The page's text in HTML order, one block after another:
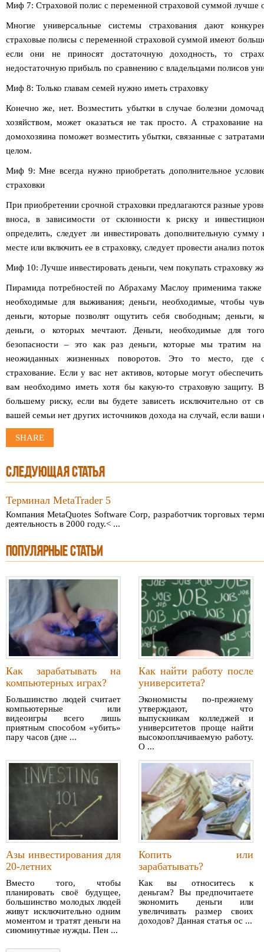
Миф 7: Страховой полис с переменной страховой суммой лучше
Многие универсальные системы страхования дают
страховые полисы с переменной страховой суммой имеют
если они не приносят достаточную доходность, то
недостаточную прибыль по сравнению с владельцами полисов
Миф 8: Только главам семей нужно иметь страховку
Конечно же, нет. Возместить убытки в случае болезни
хозяйством, может оказаться не так просто. А страхование
домохозяина поможет возместить убытки, связанные с
целом.
Миф 9: Мне всегда нужно приобретать дополнительное
страховки
При приобретении срочной страховки предлагаются разные
вноса, в зависимости от склонности к риску и
определить, следует ли инвестировать дополнительную
месте или включить ее в страховку, следует провести анализ
Миф 10: Лучше инвестировать деньги, чем покупать страховку
Пирамида потребностей по Абрахаму Маслоу применима
необходимые для выживания; деньги, необходимые, чтобы
деньги, которые позволят ощутить себя свободным; деньги,
деньги, о которых мечтают. Деньги, необходимые для
безопасности – это как раз деньги, которые мы тратим
неожиданных жизненных поворотов. Это то место, где
страхование. Если у вас нет активов, которые могут
вам необходимо иметь хотя бы какую-то страховую защиту.
большему риску, если вы будете зависеть исключительно от
вашей семьи нет других источников дохода на случай, если
SHARE
СЛЕДУЮЩАЯ СТАТЬЯ
Терминал MetaTrader 5
Компания MetaQuotes Software Corp, разработчик торговых
деятельность в 2000 году.< ...
ПОПУЛЯРНЫЕ СТАТЬИ
Как зарабатывать на
компьютерных играх?
Большинство людей считает
компьютерные или
видеоигры всего лишь
приятным способом «убить»
пару часов (дне ...
Как найти работу после
университета?
Экономисты по-прежнему
утверждают, что
выпускникам колледжей и
университетов проще найти
высокооплачиваемую работу.
О ...
Азы инвестирования для
20-летних
Вместо того, чтобы
планировать своё будущее,
большинство молодых людей
живут исключительно одним
моментом и тратят деньги на
сиюминутные нужды. Пен ...
Копить или
зарабатывать?
Как вы относитесь к
деньгам? Вы предпочитаете
экономить деньги или
увеличивать размер своих
доходов? Данная статья ос ...